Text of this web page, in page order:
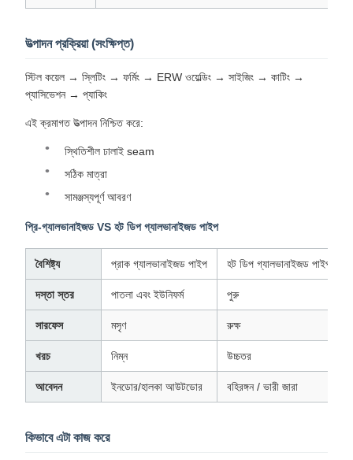
উত্পাদন প্রক্রিয়া (সংক্ষিপ্ত)
স্টিল কয়েল → স্লিটিং → ফর্মিং → ERW ওয়েল্ডিং → সাইজিং → কাটিং →
প্যাসিভেশন → প্যাকিং
এই ক্রমাগত উত্পাদন নিশ্চিত করে:
স্থিতিশীল ঢালাই seam
সঠিক মাত্রা
সামঞ্জস্যপূর্ণ আবরণ
প্রি-গ্যালভানাইজড VS হট ডিপ গ্যালভানাইজড পাইপ
বৈশিষ্ট্য প্রাক গ্যালভানাইজড পাইপ হট ডিপ গ্যালভানাইজড পাইপ
দস্তা স্তর পাতলা এবং ইউনিফর্ম পুরু
সারফেস মসৃণ রুক্ষ
খরচ নিম্ন উচ্চতর
আবেদন ইনডোর/হালকা আউটডোর বহিরঙ্গন / ভারী জারা
কিভাবে এটা কাজ করে